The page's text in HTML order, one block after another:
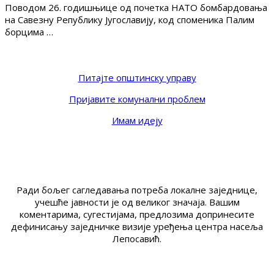
Поводом 26. годишњице од почетка НАТО бомбардовања
на Савезну Републику Југославију, код споменика Палим
борцима …
Питајте општинску управу
Пријавите комунални проблем
Имам идеју
Ради бољег сагледавања потреба локалне заједнице,
учешће јавности је од великог значаја. Вашим
коментарима, сугестијама, предлозима допринесите
дефинисању заједничке визије уређења центра насеља
Лепосавић.